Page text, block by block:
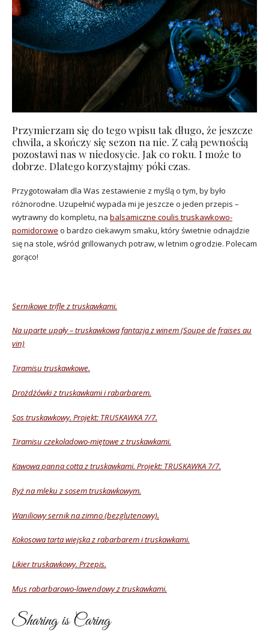
Przymierzam się do tego wpisu tak długo, że jeszcze
chwila, a skończy się sezon na nie. Z całą pewnością
pozostawi nas w niedosycie. Jak co roku. I może to
dobrze. Dlatego korzystajmy póki czas.
Przygotowałam dla Was zestawienie z myślą o tym, by było
różnorodne. Uzupełnić wypada mi je jeszcze o jeden przepis –
wytrawny do kompletu, na balsamiczne coulis truskawkowo-
pomidorowe o bardzo ciekawym smaku, który świetnie odnajdzie
się na stole, wśród grillowanych potraw, w letnim ogrodzie. Polecam
gorąco!
Sernikowe trifle z truskawkami.
Na uparte upały – truskawkowa fantazja z winem (Soupe de fraises au
vin)
Tiramisu truskawkowe.
Drożdżówki z truskawkami i rabarbarem.
Sos truskawkowy. Projekt: TRUSKAWKA 7/7.
Tiramisu czekoladowo-miętowe z truskawkami.
Kawowa panna cotta z truskawkami. Projekt: TRUSKAWKA 7/7.
Ryż na mleku z sosem truskawkowym.
Waniliowy sernik na zimno (bezglutenowy).
Kokosowa tarta wiejska z rabarbarem i truskawkami.
Likier truskawkowy. Przepis.
Mus rabarbarowo-lawendowy z truskawkami.
Sharing is Caring